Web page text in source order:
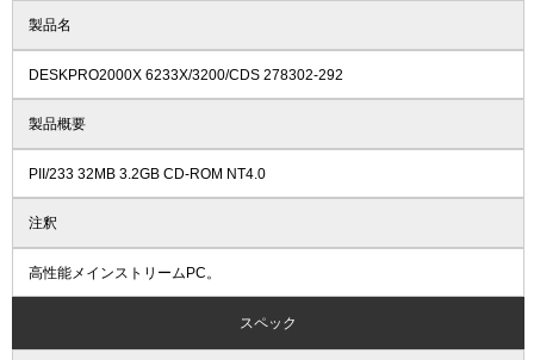
製品名
DESKPRO2000X 6233X/3200/CDS 278302-292
製品概要
PII/233 32MB 3.2GB CD-ROM NT4.0
注釈
高性能メインストリームPC。
スペック